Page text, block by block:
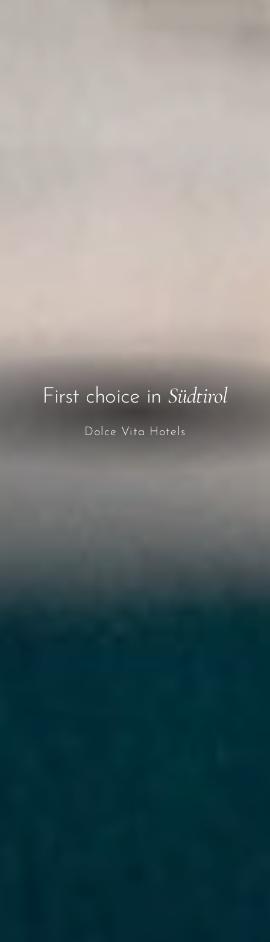
First choice inSüdtirol
Dolce Vita Hotels